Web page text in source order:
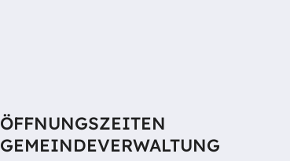
ÖFFNUNGSZEITEN
GEMEINDEVERWALTUNG